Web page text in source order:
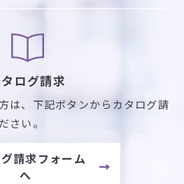
ログ請求
は、 下記ボタンからカタログ請
さい。
請求フォーム
へ